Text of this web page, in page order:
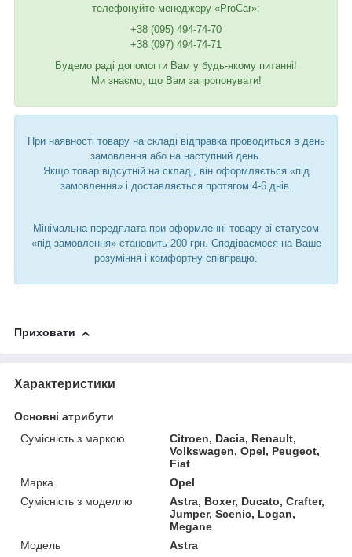
телефонуйте менеджеру «ProCar»:
+38 (095) 494-74-70
+38 (097) 494-74-71
Будемо раді допомогти Вам у будь-якому питанні!
Ми знаємо, що Вам запропонувати!
При наявності товару на складі відправка проводиться в день
замовлення або на наступний день.
Якщо товар відсутній на складі, він оформляється «під
замовлення» і доставляється протягом 4-6 днів.
Мінімальна передплата при оформленні товару зі статусом
«під замовлення» становить 200 грн. Сподіваємося на Ваше
розуміння і комфортну співпрацю.
Приховати
Характеристики
Основні атрибути
Сумісність з маркою
Citroen, Dacia, Renault,
Volkswagen, Opel, Peugeot,
Fiat
Марка
Opel
Сумісність з моделлю
Astra, Boxer, Ducato, Crafter,
Jumper, Scenic, Logan,
Megane
Модель
Astra